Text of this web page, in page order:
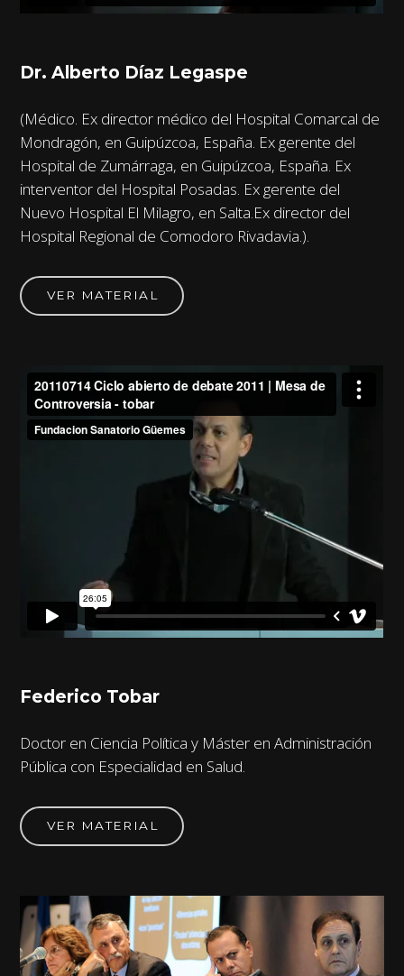
Dr. Alberto Díaz Legaspe
(Médico. Ex director médico del Hospital Comarcal de
Mondragón, en Guipúzcoa, España. Ex gerente del
Hospital de Zumárraga, en Guipúzcoa, España. Ex
interventor del Hospital Posadas. Ex gerente del
Nuevo Hospital El Milagro, en Salta.Ex director del
Hospital Regional de Comodoro Rivadavia.).
VER MATERIAL
Federico Tobar
Doctor en Ciencia Política y Máster en Administración
Pública con Especialidad en Salud.
VER MATERIAL